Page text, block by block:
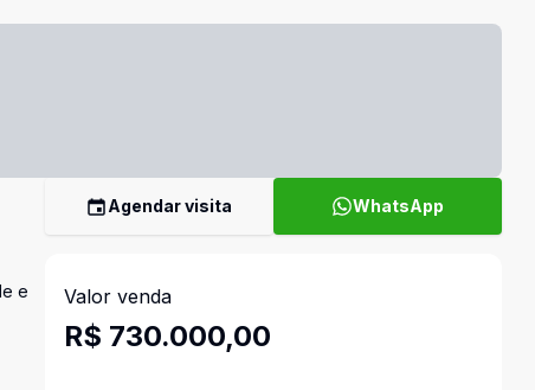
e
Agendar visita WhatsApp
Valor venda
R$ 730.000,00